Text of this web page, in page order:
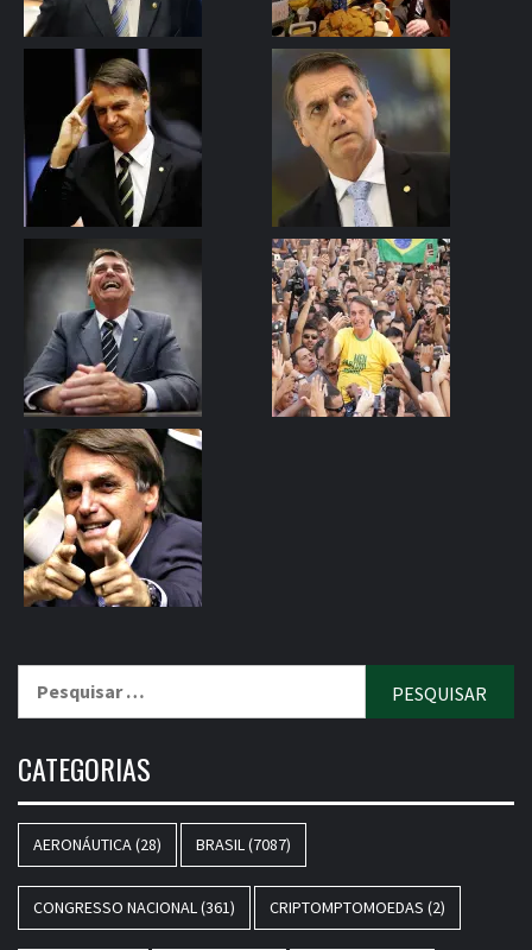
CATEGORIAS
AERONÁUTICA(28) BRASIL(7087)
CONGRESSO NACIONAL(361) CRIPTOMPTOMOEDAS (2)